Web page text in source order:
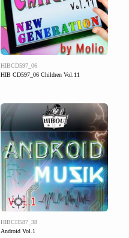
HIBCD597_06
HIB CD597_06 Children Vol.11
HIBCD587_38
Android Vol.1